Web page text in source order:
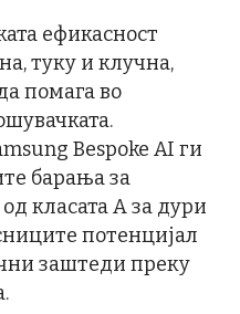
ефикасност
туку и клучна,
помага во
Bespoke AI ги
барања за
класата А за дури
потенцијал
заштеди преку